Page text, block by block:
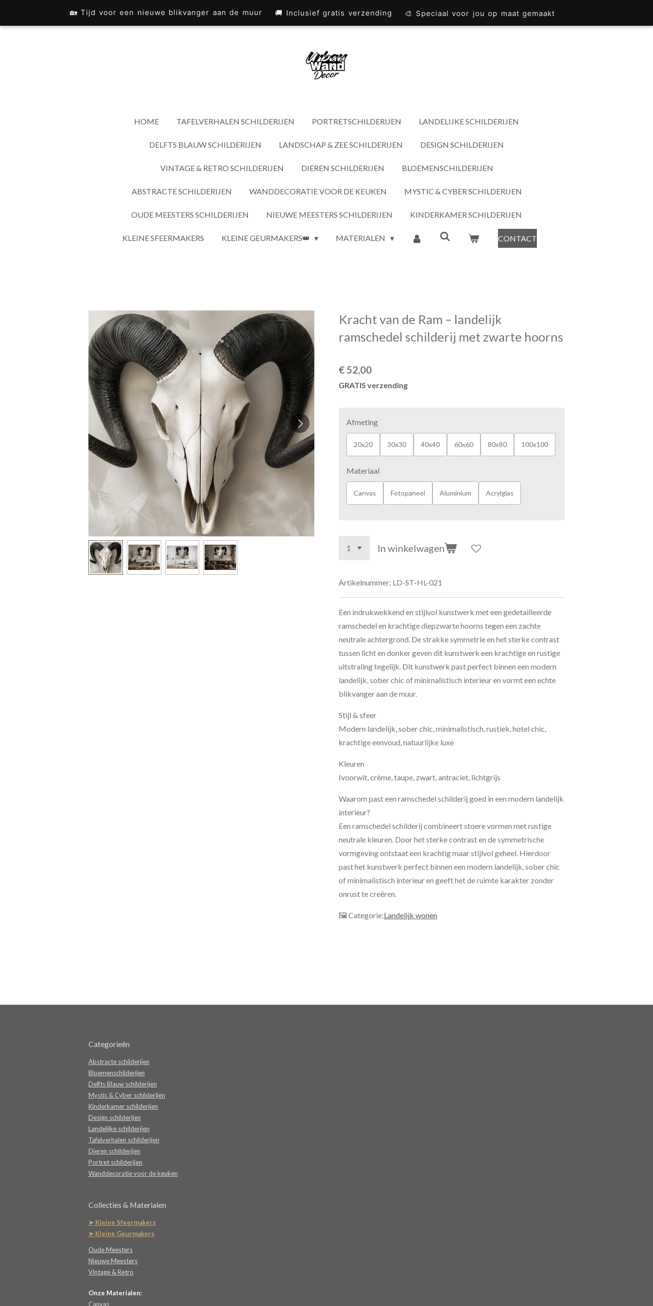
🏡 Tijd voor een nieuwe blikvanger aan de muur 🚚 Inclusief gratis verzending 🎨 Speciaal voor jou op maat gemaakt
direct
HOME TAFELVERHALEN SCHILDERIJEN PORTRETSCHILDERIJEN LANDELIJKE SCHILDERIJEN
DELFTS BLAUW SCHILDERIJEN LANDSCHAP & ZEE SCHILDERIJEN DESIGN SCHILDERIJEN
VINTAGE & RETRO SCHILDERIJEN DIEREN SCHILDERIJEN BLOEMENSCHILDERIJEN
ABSTRACTE SCHILDERIJEN WANDDECORATIE VOOR DE KEUKEN MYSTIC & CYBER SCHILDERIJEN
OUDE MEESTERS SCHILDERIJEN NIEUWE MEESTERS SCHILDERIJEN KINDERKAMER SCHILDERIJEN
KLEINE SFEERMAKERS KLEINE GEURMAKERS👑 MATERIALEN CONTACT
Kracht van de Ram – landelijk
ramschedel schilderij met zwarte hoorns
€ 52,00
GRATIS verzending
Afmeting
20x20 30x30 40x40 60x60 80x80 100x100
Materiaal
Canvas Fotopaneel Aluminium Acrylglas
In winkelwagen
Artikelnummer: LD-ST-HL-021
Een indrukwekkend en stijlvol kunstwerk met een gedetailleerde
ramschedel en krachtige diepzwarte hoorns tegen een zachte
neutrale achtergrond. De strakke symmetrie en het sterke contrast
tussen licht en donker geven dit kunstwerk een krachtige en rustige
uitstraling tegelijk. Dit kunstwerk past perfect binnen een modern
landelijk, sober chic of minimalistisch interieur en vormt een echte
blikvanger aan de muur.
Stijl & sfeer
Modern landelijk, sober chic, minimalistisch, rustiek, hotel chic,
krachtige eenvoud, natuurlijke luxe
Kleuren
Ivoorwit, crème, taupe, zwart, antraciet, lichtgrijs
Waarom past een ramschedel schilderij goed in een modern landelijk
interieur?
Een ramschedel schilderij combineert stoere vormen met rustige
neutrale kleuren. Door het sterke contrast en de symmetrische
vormgeving ontstaat een krachtig maar stijlvol geheel. Hierdoor
past het kunstwerk perfect binnen een modern landelijk, sober chic
of minimalistisch interieur en geeft het de ruimte karakter zonder
onrust te creëren.
🖼 Categorie:Landelijk wonen
Categorieën
Abstracte schilderijen
Bloemenschilderijen
Delfts Blauw schilderijen
Mystic & Cyber schilderijen
Kinderkamer schilderijen
Design schilderijen
Landelijke schilderijen
Tafelverhalen schilderijen
Dieren schilderijen
Portret schilderijen
Wanddecoratie voor de keuken
Collecties & Materialen
➤ Kleine Sfeermakers
➤ Kleine Geurmakers
Oude Meesters
Nieuwe Meesters
Vintage & Retro
Onze Materialen:
Canvas